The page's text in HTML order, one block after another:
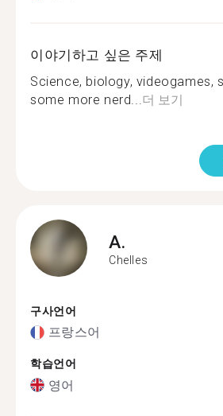
이야기하고 싶은 주제
Science, biology, videogames,
some more nerd... 더 보기
A.
Chelles
구사언어
프랑스어
학습언어
영어